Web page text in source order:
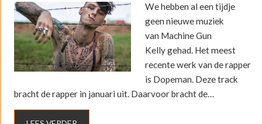
We hebben al een tijdje
geen nieuwe muziek
van Machine Gun
Kelly gehad. Het meest
recente werk van de rapper
is Dopeman. Deze track
bracht de rapper in januari uit. Daarvoor bracht de…